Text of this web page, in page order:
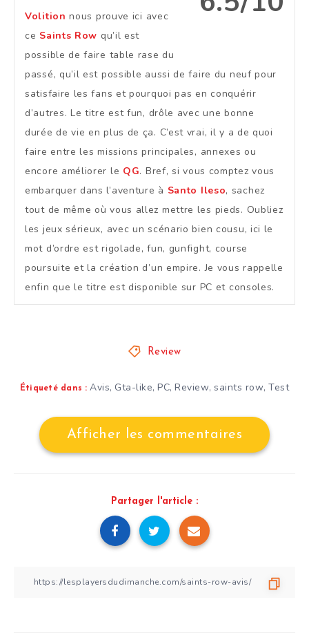
Volition nous prouve ici avec
ce Saints Row qu’il est
possible de faire table rase du
passé, qu’il est possible aussi de faire du neuf pour
satisfaire les fans et pourquoi pas en conquérir
d’autres. Le titre est fun, drôle avec une bonne
durée de vie en plus de ça. C’est vrai, il y a de quoi
faire entre les missions principales, annexes ou
encore améliorer le QG. Bref, si vous comptez vous
embarquer dans l’aventure à Santo Ileso, sachez
tout de même où vous allez mettre les pieds. Oubliez
les jeux sérieux, avec un scénario bien cousu, ici le
mot d’ordre est rigolade, fun, gunfight, course
poursuite et la création d’un empire. Je vous rappelle
enfin que le titre est disponible sur PC et consoles.
Review
Étiqueté dans : Avis, Gta-like,PC,Review,saints row,Test
Afficher les commentaires
Partager l'article :